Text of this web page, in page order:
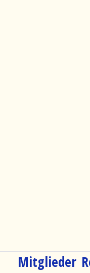
Navigation
Mitglieder